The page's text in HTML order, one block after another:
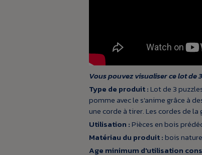
Vous pouvez visualiser ce lot de
Type de produit :Lot de 3
pomme avec le s'anime grâce à
une corde à tirer. Les cordes de
Utilisation :Pièces en bois
Matériau du produit :bois
Age minimum d'utilisation